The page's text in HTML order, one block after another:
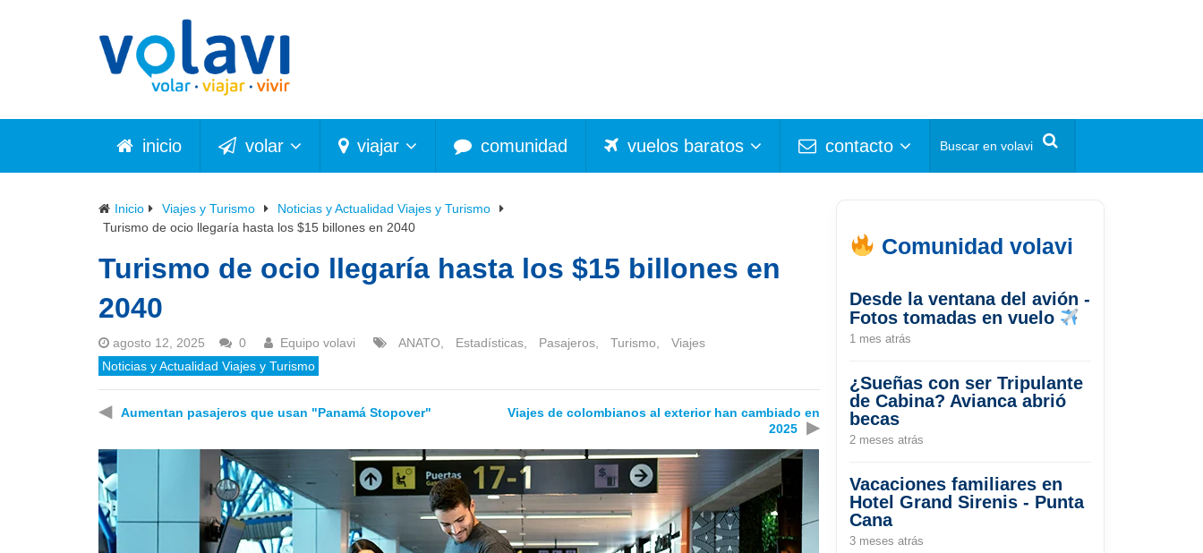
inicio volar viajar comunidad vuelos baratos contacto
Inicio Viajes y Turismo
Noticias y Actualidad Viajes y Turismo
Turismo de ocio llegaría hasta los $15 billones en 2040
Turismo de ocio llegaría hasta los $15 billones en
2040
agosto 12, 2025 0 Equipo volavi ANATO Estadísticas Pasajeros Turismo
Viajes
Noticias y Actualidad Viajes y Turismo
◀ Aumentan pasajeros que usan "Panamá Stopover"
Viajes de colombianos al exterior han cambiado en
2025
▶
Comunidad volavi
Desde la ventana del avión -
Fotos tomadas en vuelo
1 mes atrás
¿Sueñas con ser Tripulante
de Cabina? Avianca abrió
becas
2 meses atrás
Vacaciones familiares en
Hotel Grand Sirenis - Punta
Cana
3 meses atrás